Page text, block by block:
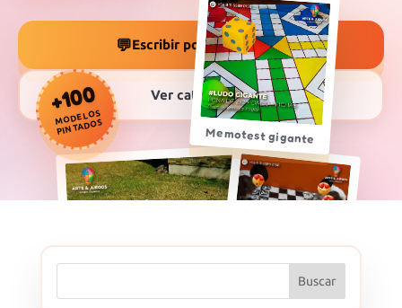
💬Escribir por WhatsApp➜
Ver categorías↓
Ajedrez gigante
Memotest gigante
+100
MODELOS
PINTADOS
Buscar